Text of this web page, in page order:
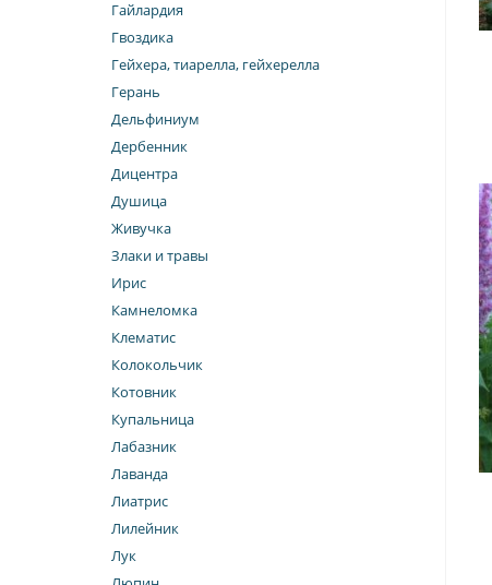
Гайлардия
Гвоздика
Гейхера, тиарелла, гейхерелла
Герань
Дельфиниум
Дербенник
Дицентра
Душица
Живучка
Злаки и травы
Ирис
Камнеломка
Клематис
Колокольчик
Котовник
Купальница
Лабазник
Лаванда
Лиатрис
Лилейник
Лук